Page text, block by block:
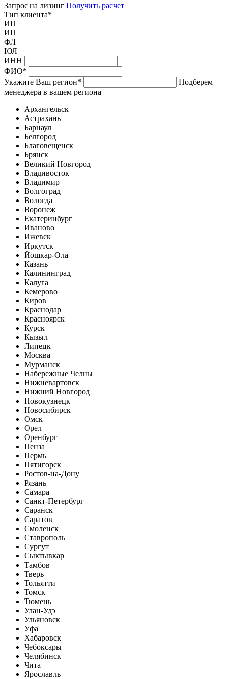
Запрос на лизинг Получить расчет
Тип клиента*
ИП
ИП
ФЛ
ЮЛ
ИНН
ФИО*
Укажите Ваш регион*
Подберем
менеджера в вашем региона
Архангельск
Астрахань
Барнаул
Белгород
Благовещенск
Брянск
Великий Новгород
Владивосток
Владимир
Волгоград
Вологда
Воронеж
Екатеринбург
Иваново
Ижевск
Иркутск
Йошкар-Ола
Казань
Калининград
Калуга
Кемерово
Киров
Краснодар
Красноярск
Курск
Кызыл
Липецк
Москва
Мурманск
Набережные Челны
Нижневартовск
Нижний Новгород
Новокузнецк
Новосибирск
Омск
Орел
Оренбург
Пенза
Пермь
Пятигорск
Ростов-на-Дону
Рязань
Самара
Санкт-Петербург
Саранск
Саратов
Смоленск
Ставрополь
Сургут
Сыктывкар
Тамбов
Тверь
Тольятти
Томск
Тюмень
Улан-Удэ
Ульяновск
Уфа
Хабаровск
Чебоксары
Челябинск
Чита
Ярославль